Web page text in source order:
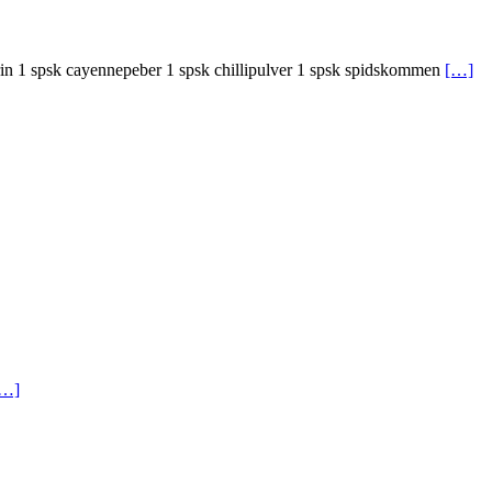
1 spsk cayennepeber 1 spsk chillipulver 1 spsk spidskommen […]